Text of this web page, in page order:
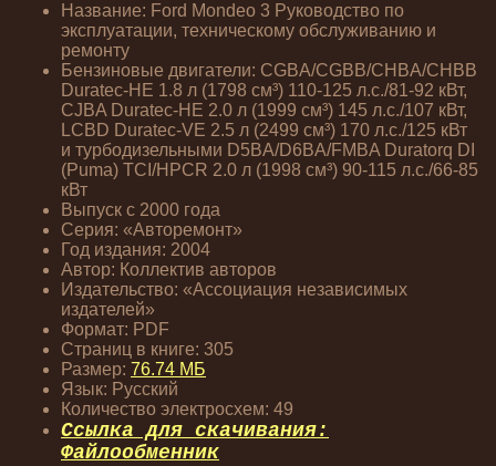
Название: Ford Mondeo 3 Руководство по
эксплуатации, техническому обслуживанию и
ремонту
Бензиновые двигатели: CGBA/CGBB/CHBA/CHBB
Duratec-HE 1.8 л (1798 см³) 110-125 л.с./81-92 кВт,
CJBA Duratec-HE 2.0 л (1999 см³) 145 л.с./107 кВт,
LCBD Duratec-VE 2.5 л (2499 см³) 170 л.с./125 кВт
и турбодизельными D5BA/D6BA/FMBA Duratorq DI
(Puma) TCI/HPCR 2.0 л (1998 см³) 90-115 л.с./66-85
кВт
Выпуск с 2000 года
Серия: «Авторемонт»
Год издания: 2004
Автор: Коллектив авторов
Издательство: «Ассоциация независимых
издателей»
Формат: PDF
Страниц в книге: 305
Размер: 76.74 МБ
Язык: Русский
Количество электросхем: 49
Ссылка для скачивания:
Файлообменник